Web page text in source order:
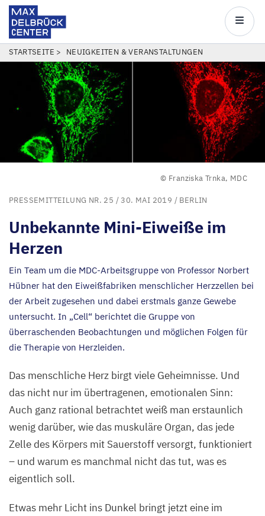
Direkt
zum
Center
Main
PFADNAVIGATION
STARTSEITE NEUIGKEITEN & VERANSTALTUNGEN
© Franziska Trnka, MDC
PRESSEMITTEILUNG NR. 25 / 30. MAI 2019 / BERLIN
Unbekannte Mini-Eiweiße im
Herzen
Ein Team um die MDC-Arbeitsgruppe von Professor Norbert
Hübner hat den Eiweißfabriken menschlicher Herzzellen bei
der Arbeit zugesehen und dabei erstmals ganze Gewebe
untersucht. In „Cell“ berichtet die Gruppe von
überraschenden Beobachtungen und möglichen Folgen für
die Therapie von Herzleiden.
Das menschliche Herz birgt viele Geheimnisse. Und
das nicht nur im übertragenen, emotionalen Sinn:
Auch ganz rational betrachtet weiß man erstaunlich
wenig darüber, wie das muskuläre Organ, das jede
Zelle des Körpers mit Sauerstoff versorgt, funktioniert
– und warum es manchmal nicht das tut, was es
eigentlich soll.
Etwas mehr Licht ins Dunkel bringt jetzt eine im